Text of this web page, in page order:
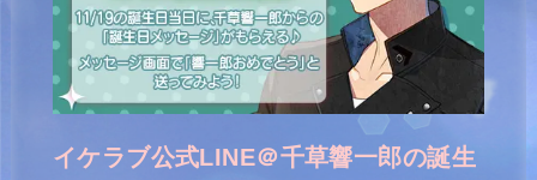
イケラブ公式LINE＠千草響一郎の誕生